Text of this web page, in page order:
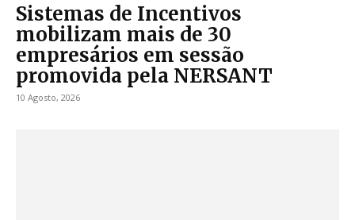
Sistemas de Incentivos
mobilizam mais de 30
empresários em sessão
promovida pela NERSANT
10 Agosto, 2026